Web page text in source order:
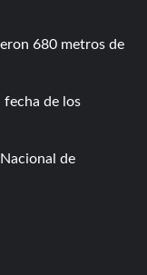
680 metros de
fecha de los
de